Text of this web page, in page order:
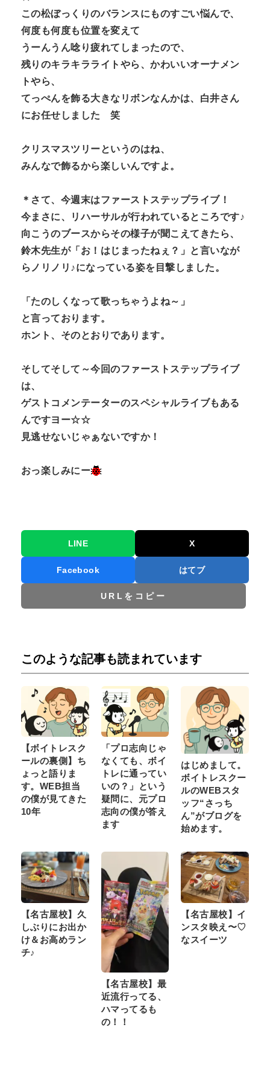
この松ぼっくりのバランスにものすごい悩んで、
何度も何度も位置を変えて
うーんうん唸り疲れてしまったので、
残りのキラキラライトやら、かわいいオーナメン
トやら、
てっぺんを飾る大きなリボンなんかは、白井さん
にお任せしました 笑
クリスマスツリーというのはね、
みんなで飾るから楽しいんですよ。
＊さて、今週末はファーストステップライブ！
今まさに、リハーサルが行われているところです♪
向こうのブースからその様子が聞こえてきたら、
鈴木先生が「お！はじまったねぇ？」と言いなが
らノリノリ♪になっている姿を目撃しました。
「たのしくなって歌っちゃうよね～」
と言っております。
ホント、そのとおりであります。
そしてそして～今回のファーストステップライブ
は、
ゲストコメンテーターのスペシャルライブもある
んですヨー☆☆
見逃せないじゃぁないですか！
おっ楽しみにー
LINE X
Facebook はてブ
URLをコピー
このような記事も読まれています
【ボイトレスク
ールの裏側】ち
ょっと語りま
す。WEB担当
の僕が見てきた
10年
「プロ志向じゃ
なくても、ボイ
トレに通ってい
いの？」という
疑問に、元プロ
志向の僕が答え
ます
はじめまして。
ボイトレスクー
ルのWEBスタ
ッフ“さっち
ん”がブログを
始めます。
【名古屋校】久
しぶりにお出か
け＆お高めラン
チ♪
【名古屋校】最
近流行ってる、
ハマってるも
の！！
【名古屋校】イ
ンスタ映え〜♡
なスイーツ